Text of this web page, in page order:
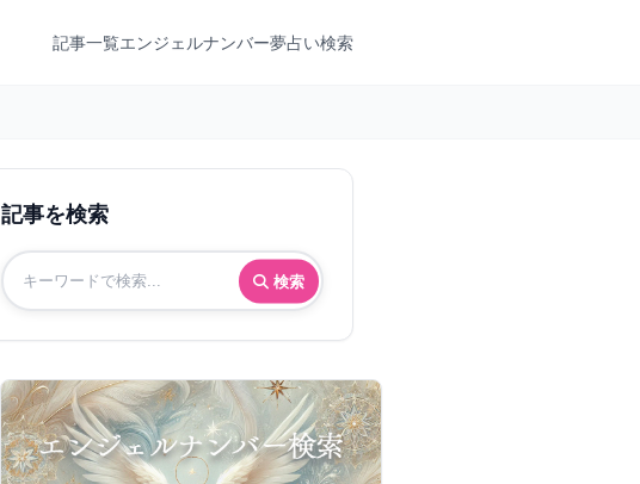
記事一覧エンジェルナンバー夢占い検索
記事を検索
検索